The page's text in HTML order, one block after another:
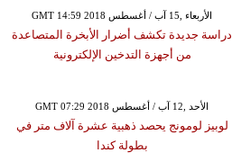
GMT 14:59 2018 الأربعاء ,15 آب / أغسطس
دراسة جديدة تكشف أضرار الأبخرة المتصاعدة
من أجهزة التدخين الإلكترونية
GMT 07:29 2018 الأحد ,12 آب / أغسطس
لوبيز لومونج يحصد ذهبية عشرة آلاف متر في
بطولة كندا